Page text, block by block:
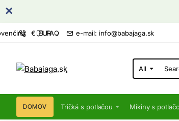
FAQ e-mail: info@babajaga.sk
€ EUR
All
Search
here...
DOMOV Tričká s potlačou Mikiny s